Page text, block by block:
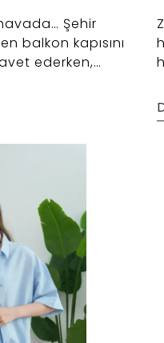
Şehir
balkon kapısını
ederken,